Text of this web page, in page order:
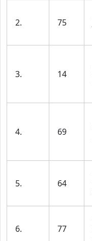
2. 75
3. 14
4. 69
5. 64
6. 77